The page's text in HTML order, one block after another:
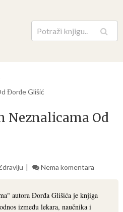
Pretraga
Đorđe Glišić
Neznalicama Od
Nema komentara
autora Đorđa Glišića je knjiga
između lekara, naučnika i